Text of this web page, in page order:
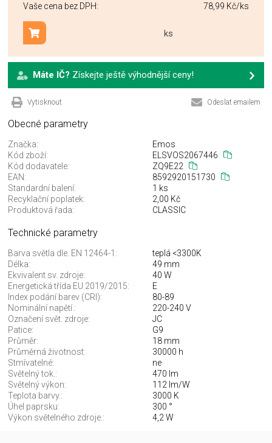
Vaše cena bez DPH: 78,99 Kč/ks
ks
Přidat do košíku
Máte IČ? Získejte ještě výhodnější ceny!
Vytisknout Odeslat emailem
Obecné parametry
Značka:
Emos
Kód zboží:
ELSVOS2067446
Kód dodavatele:
ZQ9E22
EAN:
8592920151730
Standardní balení:
1 ks
Recyklační poplatek:
2,00 Kč
Produktová řada:
CLASSIC
Technické parametry
Barva světla dle. EN 12464-1:
teplá <3300K
Délka:
49 mm
Ekvivalent sv. zdroje:
40 W
Energetická třída EU 2019/2015:
E
Index podání barev (CRI):
80-89
Nominální napětí.:
220-240 V
Označení svět. zdroje:
JC
Patice:
G9
Průměr:
18 mm
Průměrná životnost:
30000 h
Stmívatelné:
ne
Světelný tok.:
470 lm
Světelný výkon:
112 lm/W
Teplota barvy.:
3000 K
Úhel paprsku:
300 °
Výkon světelného zdroje.:
4,2 W